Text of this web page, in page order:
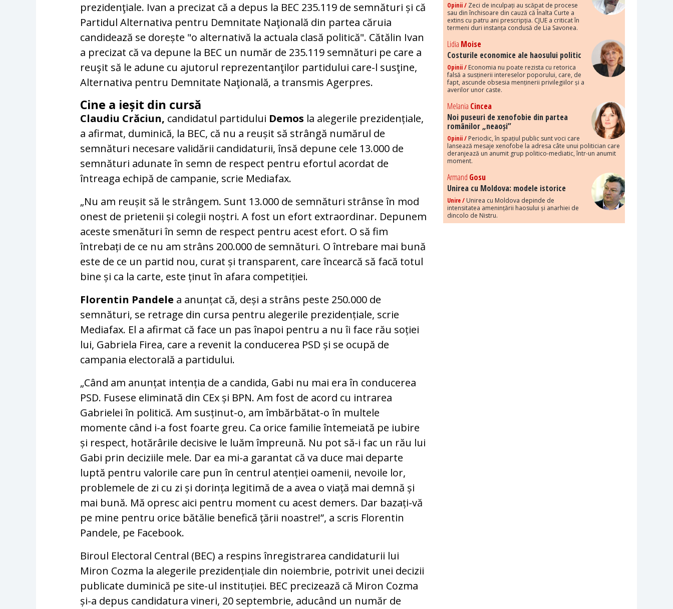
prezidenţiale. Ivan a precizat că a depus la BEC 235.119 de semnături și că
Partidul Alternativa pentru Demnitate Naţională din partea căruia
candidează se dorește "o alternativă la actuala clasă politică". Cătălin Ivan
a precizat că va depune la BEC un număr de 235.119 semnături pe care a
reuşit să le adune cu ajutorul reprezentanţilor partidului care-l susţine,
Alternativa pentru Demnitate Naţională, a transmis Agerpres.
Cine a ieșit din cursă
Claudiu Crăciun, candidatul partidului Demos la alegerile prezidențiale,
a afirmat, duminică, la BEC, că nu a reușit să strângă numărul de
semnături necesare validării candidaturii, însă depune cele 13.000 de
semnături adunate în semn de respect pentru efortul acordat de
întreaga echipă de campanie, scrie Mediafax.
„Nu am reușit să le strângem. Sunt 13.000 de semnături strânse în mod
onest de prietenii și colegii noștri. A fost un efort extraordinar. Depunem
aceste smenături în semn de respect pentru acest efort. O să fim
întrebați de ce nu am strâns 200.000 de semnături. O întrebare mai bună
este de ce un partid nou, curat și transparent, care încearcă să facă totul
bine și ca la carte, este ținut în afara competiției.
Florentin Pandele a anunțat că, deși a strâns peste 250.000 de
semnături, se retrage din cursa pentru alegerile prezidențiale, scrie
Mediafax. El a afirmat că face un pas înapoi pentru a nu îi face rău soției
lui, Gabriela Firea, care a revenit la conducerea PSD și se ocupă de
campania electorală a partidului.
„Când am anunțat intenția de a candida, Gabi nu mai era în conducerea
PSD. Fusese eliminată din CEx și BPN. Am fost de acord cu intrarea
Gabrielei în politică. Am susținut-o, am îmbărbătat-o în multele
momente când i-a fost foarte greu. Ca orice familie întemeiată pe iubire
și respect, hotărârile decisive le luăm împreună. Nu pot să-i fac un rău lui
Gabi prin deciziile mele. Dar ea mi-a garantat că va duce mai departe
luptă pentru valorile care pun în centrul atenției oamenii, nevoile lor,
problemele de zi cu zi și dorința legitimă de a avea o viață mai demnă și
mai bună. Mă opresc aici pentru moment cu acest demers. Dar bazați-vă
pe mine pentru orice bătălie benefică țării noastre!”, a scris Florentin
Pandele, pe Facebook.
Biroul Electoral Central (BEC) a respins înregistrarea candidaturii lui
Miron Cozma la alegerile prezidențiale din noiembrie, potrivit unei decizii
publicate duminică pe site-ul instituției. BEC precizează că Miron Cozma
și-a depus candidatura vineri, 20 septembrie, aducând un număr de
Opinii / Zeci de inculpați au scăpat de procese
sau din închisoare din cauză că Înalta Curte a
extins cu patru ani prescripția. CJUE a criticat în
termeni duri instanța condusă de Lia Savonea.
Lidia Moise
Costurile economice ale haosului politic
Opinii / Economia nu poate rezista cu retorica
falsă a susținerii intereselor poporului, care, de
fapt, ascunde obsesia menținerii privilegiilor și a
averilor unor caste.
Melania Cincea
Noi puseuri de xenofobie din partea
românilor „neaoși”
Opinii / Periodic, în spațiul public sunt voci care
lansează mesaje xenofobe la adresa câte unui politician care
deranjează un anumit grup politico-mediatic, într-un anumit
moment.
Armand Gosu
Unirea cu Moldova: modele istorice
Unire / Unirea cu Moldova depinde de
intensitatea amenințării haosului și anarhiei de
dincolo de Nistru.